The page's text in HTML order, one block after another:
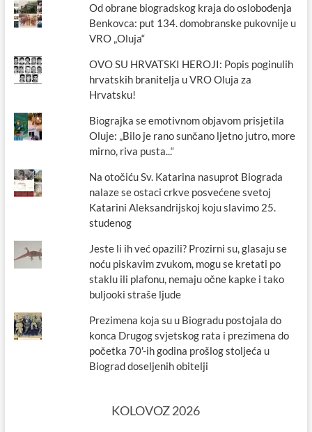
Od obrane biogradskog kraja do oslobođenja
Benkovca: put 134. domobranske pukovnije u
VRO „Oluja“
OVO SU HRVATSKI HEROJI: Popis poginulih
hrvatskih branitelja u VRO Oluja za
Hrvatsku!
Biograjka se emotivnom objavom prisjetila
Oluje: „Bilo je rano sunčano ljetno jutro, more
mirno, riva pusta...“
Na otočiću Sv. Katarina nasuprot Biograda
nalaze se ostaci crkve posvećene svetoj
Katarini Aleksandrijskoj koju slavimo 25.
studenog
Jeste li ih već opazili? Prozirni su, glasaju se
noću piskavim zvukom, mogu se kretati po
staklu ili plafonu, nemaju očne kapke i tako
buljooki straše ljude
Prezimena koja su u Biogradu postojala do
konca Drugog svjetskog rata i prezimena do
početka 70'-ih godina prošlog stoljeća u
Biograd doseljenih obitelji
KOLOVOZ 2026